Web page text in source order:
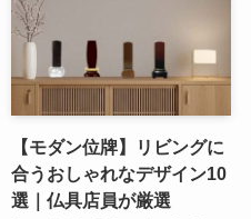
【モダン位牌】リビングに
合うおしゃれなデザイン10
選｜仏具店員が厳選